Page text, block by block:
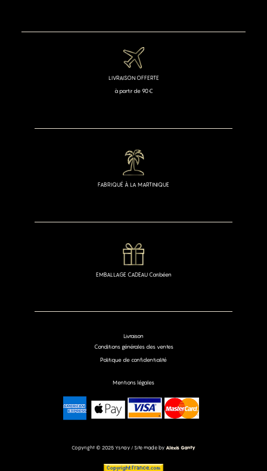
EMBALLAGE CADEAU Caribéen
FABRIQUÉ À LA MARTINIQUE
LIVRAISON OFFERTE
à partir de 90€
Copyright © 2025 Ysnay / Site made by Alexis Ganty
Mentions légales
Politique de confidentialité
Conditions générales des ventes
Livraison